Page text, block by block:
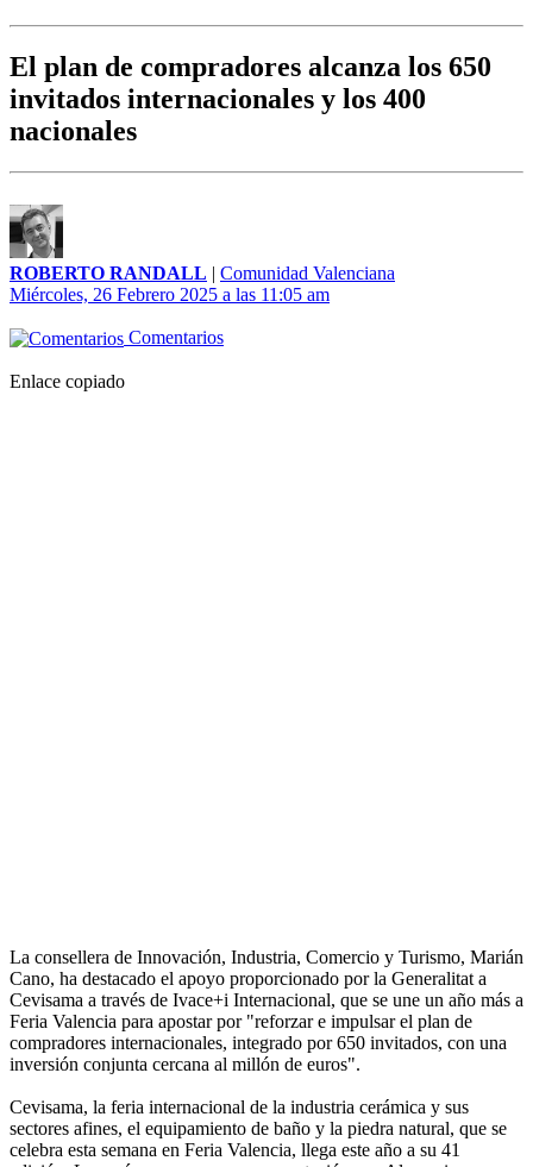
El plan de compradores alcanza los 650
invitados internacionales y los 400
nacionales
ROBERTO RANDALL | Comunidad Valenciana
Miércoles, 26 Febrero 2025 a las 11:05 am
Comentarios
Enlace copiado
La consellera de Innovación, Industria, Comercio y Turismo, Marián
Cano, ha destacado el apoyo proporcionado por la Generalitat a
Cevisama a través de Ivace+i Internacional, que se une un año más a
Feria Valencia para apostar por "reforzar e impulsar el plan de
compradores internacionales, integrado por 650 invitados, con una
inversión conjunta cercana al millón de euros".
Cevisama, la feria internacional de la industria cerámica y sus
sectores afines, el equipamiento de baño y la piedra natural, que se
celebra esta semana en Feria Valencia, llega este año a su 41